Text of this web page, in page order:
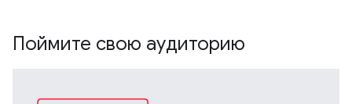
Поймите свою аудиторию